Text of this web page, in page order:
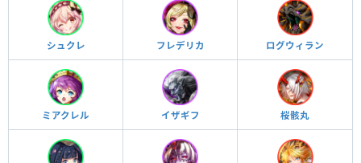
シュクレ フレデリカ ログウィラン
ミアクレル イザギフ 桜骸丸